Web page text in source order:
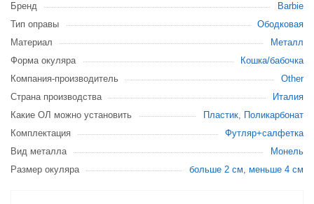
Бренд
Barbie
Тип оправы
Ободковая
Материал
Металл
Форма окуляра
Кошка/бабочка
Компания-производитель
Other
Страна производства
Италия
Какие ОЛ можно установить
Пластик, Поликарбонат
Комплектация
Футляр+салфетка
Вид металла
Монель
Размер окуляра
больше 2 см, меньше 4 см